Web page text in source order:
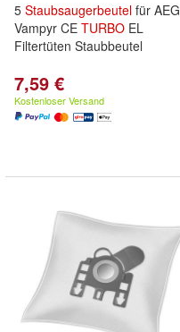
5 Staubsaugerbeutel für AEG
Vampyr CE TURBO EL
Filtertüten Staubbeutel
7,59 €
Kostenloser Versand